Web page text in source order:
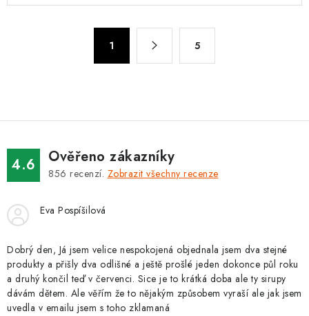
p
v
v
ý
p
i
s
u
k
v
á
n
1 5
4.6 Ověřeno zákazníky
856 recenzí. Zobrazit všechny recenze
Eva Pospíšilová
Dobrý den, Já jsem velice nespokojená objednala jsem dva stejné
produkty a přišly dva odlišné a ještě prošlé jeden dokonce půl roku
a druhý končil teď v červenci. Sice je to krátká doba ale ty sirupy
dávám dětem. Ale věřím že to nějakým způsobem vyraší ale jak jsem
uvedla v emailu jsem s toho zklamaná